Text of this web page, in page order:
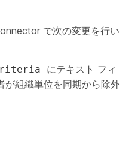
で次の変更を行い
にテキスト フィ
が組織単位を同期から除外